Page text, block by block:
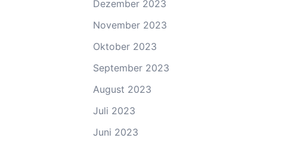
Dezember 2023
November 2023
Oktober 2023
September 2023
August 2023
Juli 2023
Juni 2023